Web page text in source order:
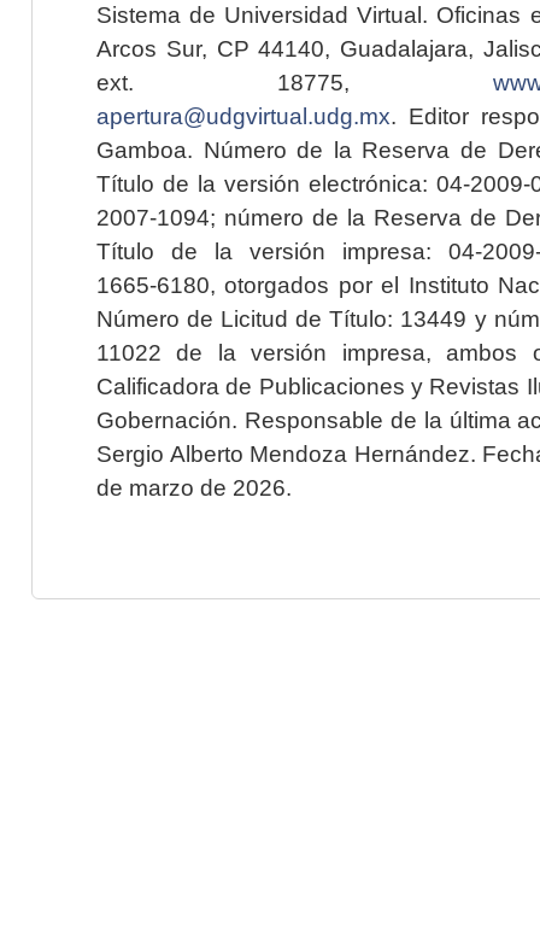
Sistema de Universidad Virtual. Oficinas
Arcos Sur, CP 44140, Guadalajara,
ext. 18775,
apertura@udgvirtual.udg.mx. Editor
Gamboa. Número de la Reserva de
Título de la versión electrónica: 04-2009-
2007-1094; número de la Reserva de
Título de la versión impresa: 04-2009-
1665-6180, otorgados por el Instituto
Número de Licitud de Título: 13449 y
11022 de la versión impresa, ambos
Calificadora de Publicaciones y Revistas
Gobernación. Responsable de la última
Sergio Alberto Mendoza Hernández.
de marzo de 2026.